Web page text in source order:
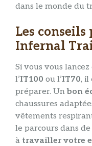
dans le monde du
Les
Infernal
Si vous vous
l’IT100 ou l’IT70, il
préparer. Unbon
chaussures
vêtements
le parcours dans
à travailler votre